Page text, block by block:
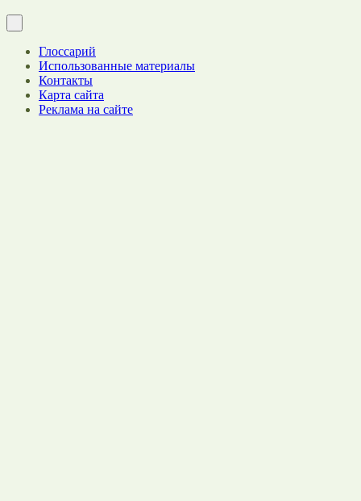
Глоссарий
Использованные материалы
Контакты
Карта сайта
Реклама на сайте